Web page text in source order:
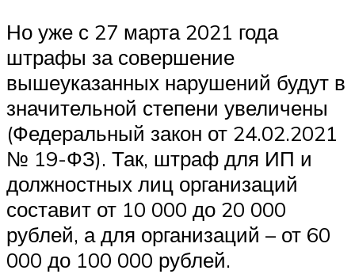
Но уже с 27 марта 2021 года
штрафы за совершение
вышеуказанных нарушений будут в
значительной степени увеличены
(Федеральный закон от 24.02.2021
№ 19-ФЗ). Так, штраф для ИП и
должностных лиц организаций
составит от 10 000 до 20 000
рублей, а для организаций – от 60
000 до 100 000 рублей.